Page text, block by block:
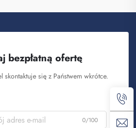
bezpłatną ofertę
skontaktuje się z Państwem wkrótce.
0/100